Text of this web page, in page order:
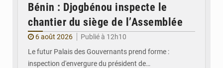
Bénin : Djogbénou inspecte le
chantier du siège de l’Assemblée
6 août 2026
Publié à 12h10
Le futur Palais des Gouvernants prend forme :
inspection d'envergure du président de…